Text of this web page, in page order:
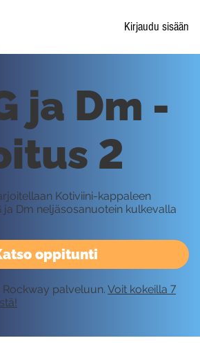
Kirjaudu sisään
oppitunti
ja Dm -
2
Kotiviini-kappaleen
ja Dm neljäsosanuotein kulkevalla
palveluun. Voit kokeilla 7